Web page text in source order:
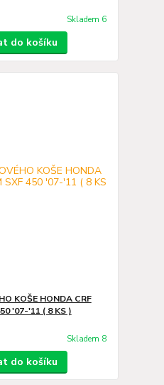
Skladem 6
do košíku
KOŠE HONDA CRF
'07-'11 ( 8 KS )
Skladem 8
do košíku